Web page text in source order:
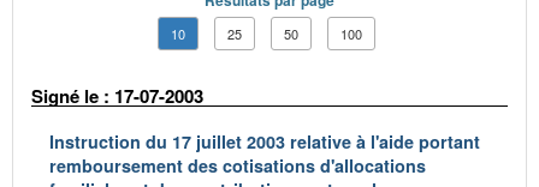
10 25 50 100
Signé le : 17-07-2003
Instruction du 17 juillet 2003 relative à l'aide portant
remboursement des cotisations d'allocations